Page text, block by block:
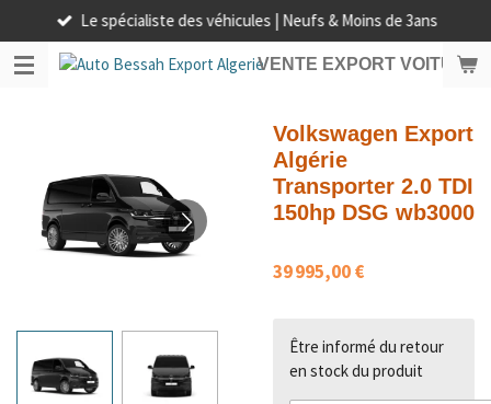
Passer
au
contenu
VENTE EXPORT VOITURE
Le spécialiste des véhicules | Neufs & Moins de 3ans
Volkswagen Export
Algérie
Transporter 2.0 TDI
150hp DSG wb3000
39 995,00 €
Être informé du retour
en stock du produit